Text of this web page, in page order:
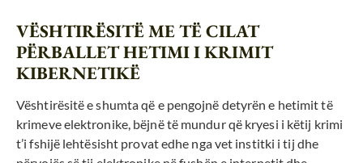
VËSHTIRËSITË ME TË CILAT
PËRBALLET HETIMI I KRIMIT
KIBERNETIKË
Vështirësitë e shumta që e pengojnë detyrën e hetimit të
krimeve elektronike, bëjnë të mundur që kryesi i këtij krimi
t’i fshijë lehtësisht provat edhe nga vet institki i tij dhe